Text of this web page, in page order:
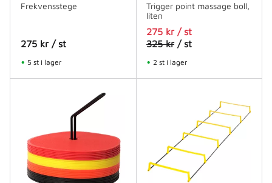
Frekvensstege
275kr / st
5 st i lager
Trigger point massage boll,
liten
275 kr /st
325kr /st
2 st i lager